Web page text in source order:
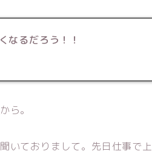
なるだろう！！
から。
いておりまして。先日仕事で上